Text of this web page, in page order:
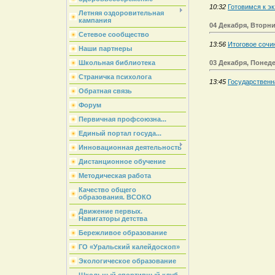
Летняя оздоровительная
кампания
Сетевое сообщество
Наши партнеры
Школьная библиотека
Страничка психолога
Обратная связь
Форум
Первичная профсоюзна...
Единый портал госуда...
Инновационная деятельность
Дистанционное обучение
Методическая работа
Качество общего
образования. ВСОКО
Движение первых.
Навигаторы детства
Бережливое образование
ГО «Уральский калейдоскоп»
Экологическое образование
10:32 Готовимся к
04 Декабря,
13:56 Итоговое
03 Декабря,
13:45